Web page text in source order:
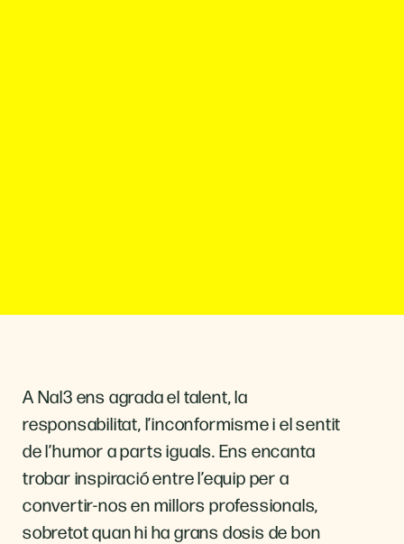
A Nal3 ens agrada el talent, la
responsabilitat, l’inconformisme i el sentit
de l’humor a parts iguals. Ens encanta
trobar inspiració entre l’equip per a
convertir-nos en millors professionals,
sobretot quan hi ha grans dosis de bon